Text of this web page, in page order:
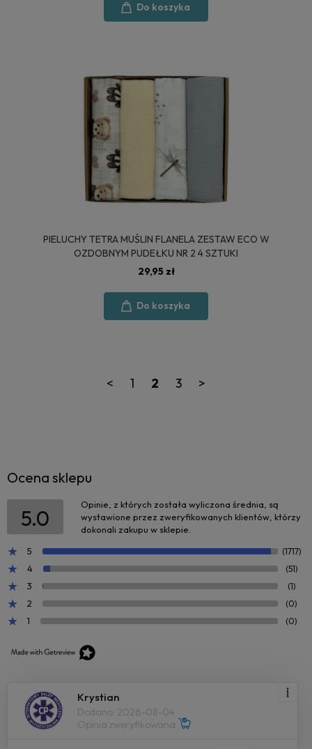
Do koszyka
PIELUCHY TETRA MUŚLIN FLANELA ZESTAW ECO W
OZDOBNYM PUDEŁKU NR 2 4 SZTUKI
29,95 zł
Do koszyka
< 1 2 3 >
Ocena sklepu
5.0
Opinie, z których została wyliczona średnia, są
wystawione przez zweryfikowanych klientów, którzy
dokonali zakupu w sklepie.
5
(1717)
4 (51)
3 (1)
2 (0)
1 (0)
Krystian
Dodano: 2026-08-04
Opinia zweryfikowana